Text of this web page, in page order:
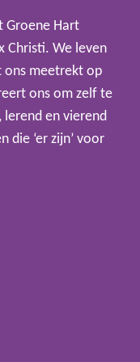
Groene Hart
Christi. We leven
ons meetrekt op
ons om zelf te
lerend en vierend
die ‘er zijn’ voor